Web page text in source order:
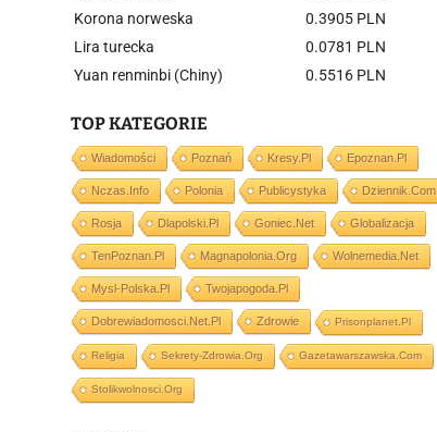
Korona norweska
0.3905 PLN
Lira turecka
0.0781 PLN
Yuan renminbi (Chiny)
0.5516 PLN
TOP KATEGORIE
Wiadomości Poznań Kresy.pl Epoznan.pl
Nczas.info Polonia Publicystyka Dziennik.com
Rosja Dlapolski.pl Goniec.net Globalizacja
TenPoznan.pl Magnapolonia.org Wolnemedia.net
Mysl-Polska.pl Twojapogoda.pl
Dobrewiadomosci.net.pl Zdrowie Prisonplanet.pl
Religia Sekrety-Zdrowia.org Gazetawarszawska.com
Stolikwolnosci.org